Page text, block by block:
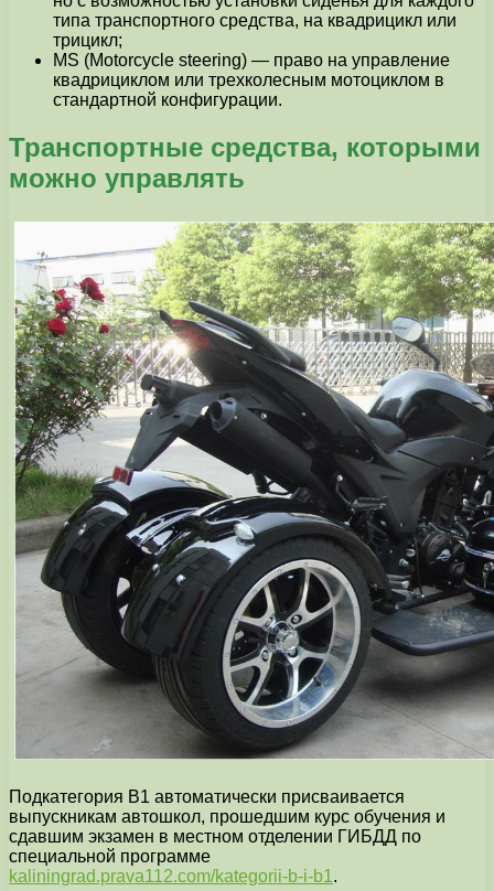
типа транспортного средства, на квадрицикл или
трицикл;
MS (Motorcycle steering) — право на управление
квадрициклом или трехколесным мотоциклом в
стандартной конфигурации.
Транспортные средства, которыми
можно управлять
Подкатегория B1 автоматически присваивается
выпускникам автошкол, прошедшим курс обучения и
сдавшим экзамен в местном отделении ГИБДД по
специальной программе
kaliningrad.prava112.com/kategorii-b-i-b1.